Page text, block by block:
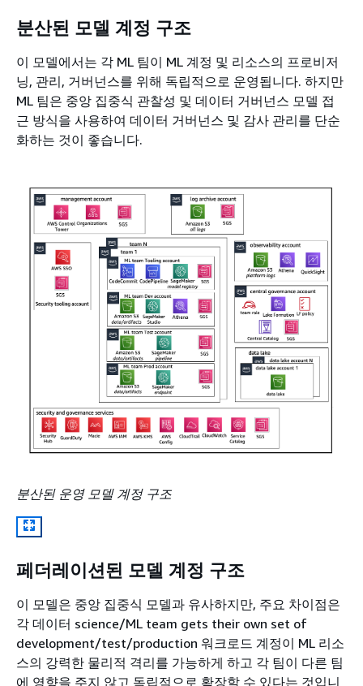
분산된 모델 계정 구조
이 모델에서는 각 ML 팀이 ML 계정 및 리소스의 프로비저
닝, 관리, 거버넌스를 위해 독립적으로 운영됩니다. 하지만
ML 팀은 중앙 집중식 관찰성 및 데이터 거버넌스 모델 접
근 방식을 사용하여 데이터 거버넌스 및 감사 관리를 단순
화하는 것이 좋습니다.
분산된 운영 모델 계정 구조
페더레이션된 모델 계정 구조
이 모델은 중앙 집중식 모델과 유사하지만, 주요 차이점은
각 데이터 science/ML team gets their own set of
development/test/production 워크로드 계정이 ML 리소
스의 강력한 물리적 격리를 가능하게 하고 각 팀이 다른 팀
에 영향을 주지 않고 독립적으로 확장할 수 있다는 것입니